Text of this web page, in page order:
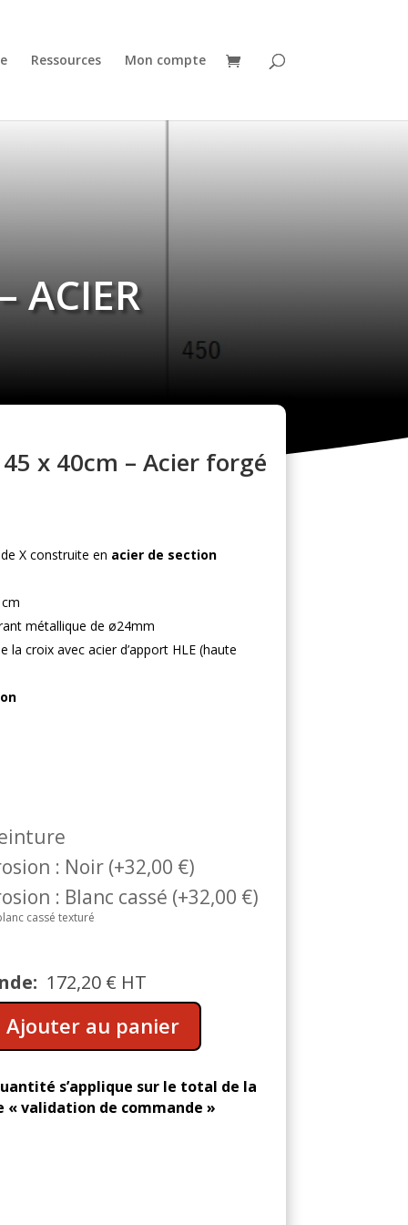
Ressources Mon compte
ACIER
x 40cm – Acier forgé
X construite en acier de section
métallique de ø24mm
la croix avec acier d’apport HLE (haute
: Noir (+32,00 €)
: Blanc cassé (+32,00 €)
cassé texturé
172,20 € HT
Ajouter au panier
A
e
r
s’applique sur le total de la
« validation de commande »